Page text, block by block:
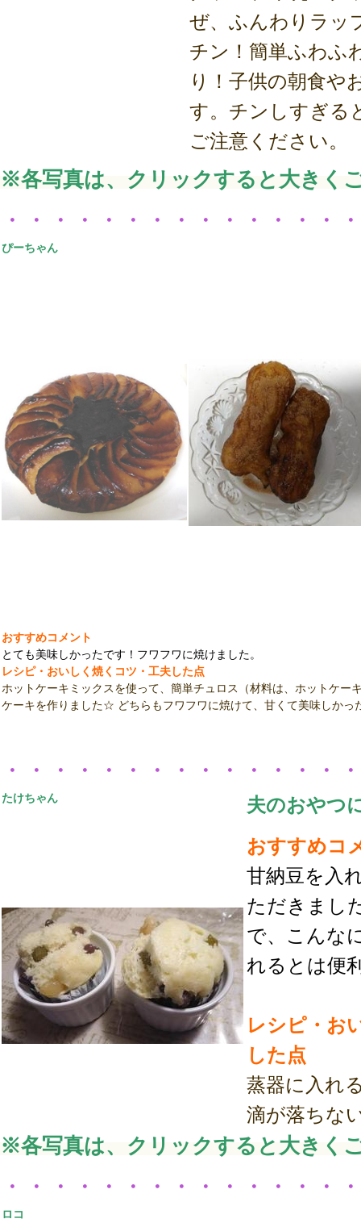
ぜ、ふんわりラッ
チン！簡単ふわふ
り！子供の朝食や
す。チンしすぎる
ご注意ください。
※各写真は、クリックすると大きく
・・・・・・・・・・・・・・
ぴーちゃん
おすすめコメント
とても美味しかったです！フワフワに焼けました。
レシピ・おいしく焼くコツ・工夫した点
ホットケーキミックスを使って、簡単チュロス（材料は、ホットケー
ケーキを作りました☆ どちらもフワフワに焼けて、甘くて美味しかっ
・・・・・・・・・・・・・・
たけちゃん
夫のおやつ
おすすめコ
甘納豆を入
ただきまし
で、こんな
れるとは便
レシピ・お
した点
蒸器に入れ
滴が落ちな
※各写真は、クリックすると大きく
・・・・・・・・・・・・・・
ロコ